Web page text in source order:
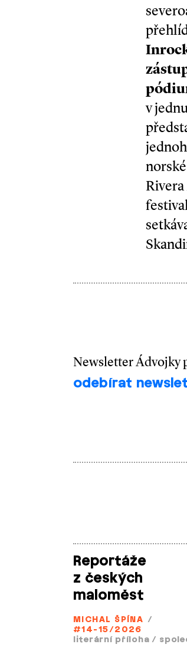
v
Newsletter Ádvojky
odebírat
Reportáže
z českých
maloměst
MICHAL ŠPÍNA /
#14-15/2026
literární příloha /